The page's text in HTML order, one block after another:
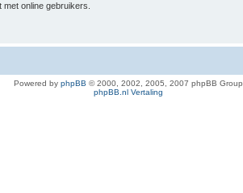
online gebruikers.
Powered by phpBB © 2000, 2002, 2005, 2007 phpBB Group
phpBB.nl Vertaling